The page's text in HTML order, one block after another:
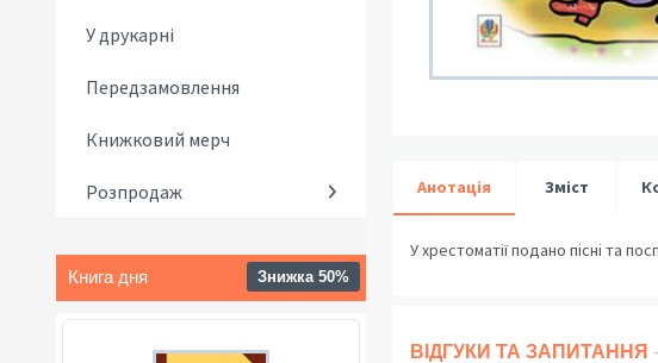
У друкарні
Передзамовлення
Книжковий мерч
Розпродаж
Книга дня Знижка 50%
Анотація Зміст
У хрестоматії подано пісні та
ВІДГУКИ ТА ЗАПИТАННЯ